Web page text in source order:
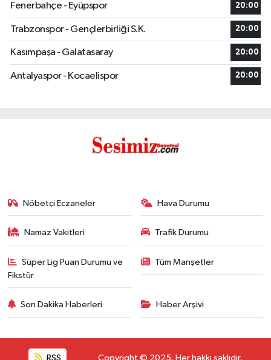
Fenerbahçe - Eyüpspor 20:00
Trabzonspor - Gençlerbirliği S.K. 20:00
Kasımpaşa - Galatasaray 20:00
Antalyaspor - Kocaelispor 20:00
Nöbetçi Eczaneler Hava Durumu
Namaz Vakitleri Trafik Durumu
Süper Lig Puan Durumu ve
Fikstür
Tüm Manşetler
Son Dakika Haberleri Haber Arşivi
RSS Copyright © 2025. Her hakkı saklıdır.